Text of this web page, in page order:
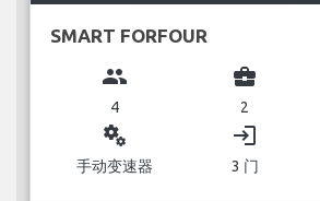
SMART FORFOUR
group
4
business_center
2
miscellaneous_services
手动变速器
login
3 门